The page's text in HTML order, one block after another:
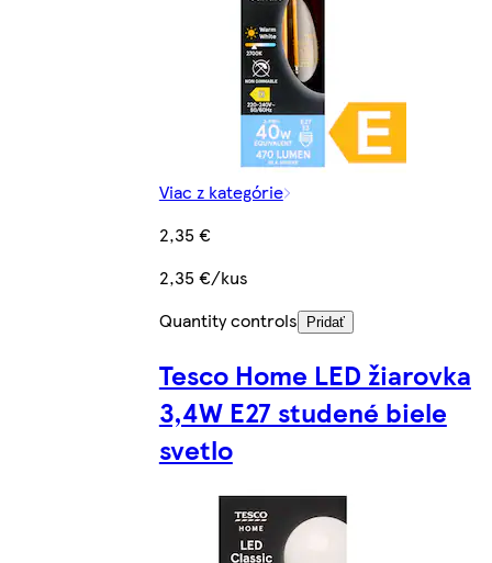
Viac z kategórie
2,35 €
2,35 €/kus
Quantity controls
Pridať
Tesco Home LED žiarovka
3,4W E27 studené biele
svetlo